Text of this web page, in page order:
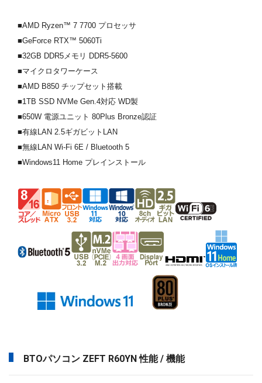
■AMD Ryzen™ 7 7700 プロセッサ
■GeForce RTX™ 5060Ti
■32GB DDR5メモリ DDR5-5600
■マイクロタワーケース
■AMD B850 チップセット搭載
■1TB SSD NVMe Gen.4対応 WD製
■650W 電源ユニット 80Plus Bronze認証
■有線LAN 2.5ギガビットLAN
■無線LAN Wi-Fi 6E / Bluetooth 5
■Windows11 Home プレインストール
BTOパソコン ZEFT R60YN 性能 / 機能